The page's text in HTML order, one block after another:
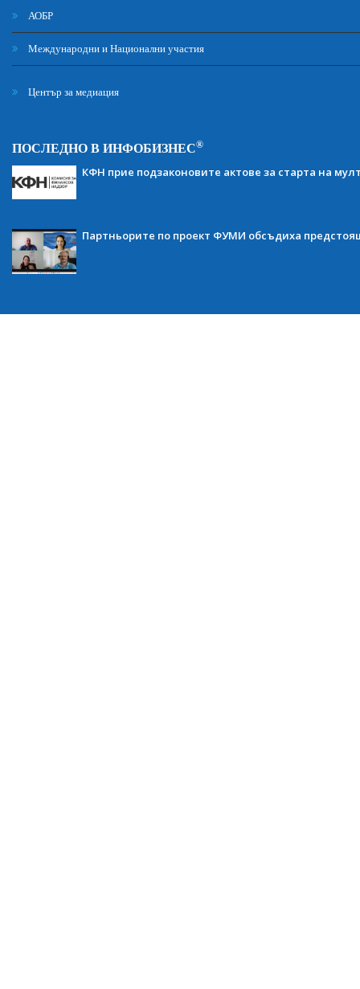
АОБР
Международни и Национални участия
Център за медиация
ПОСЛЕДНО В ИНФОБИЗНЕС®
КФН прие подзаконовите актове за старта на
Партньорите по проект ФУМИ обсъдиха